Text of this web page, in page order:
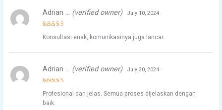
out of 5
Adrian … (verified owner) July 10, 2024
Konsultasi enak, komunikasinya juga lancar.
Rated
out of 5
Adrian … (verified owner) July 30, 2024
Profesional dan jelas. Semua proses dijelaskan dengan
baik.